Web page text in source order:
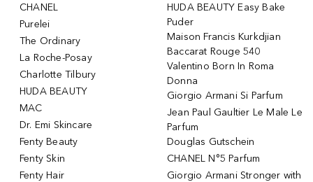
CHANEL
Purelei
The Ordinary
La Roche-Posay
Charlotte Tilbury
HUDA BEAUTY
MAC
Dr. Emi Skincare
Fenty Beauty
Fenty Skin
Fenty Hair
HUDA BEAUTY Easy Bake
Puder
Maison Francis Kurkdjian
Baccarat Rouge 540
Valentino Born In Roma
Donna
Giorgio Armani Si Parfum
Jean Paul Gaultier Le Male Le
Parfum
Douglas Gutschein
CHANEL N°5 Parfum
Giorgio Armani Stronger with